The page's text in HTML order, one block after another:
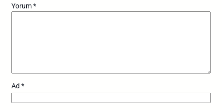
Yorum*
Ad *